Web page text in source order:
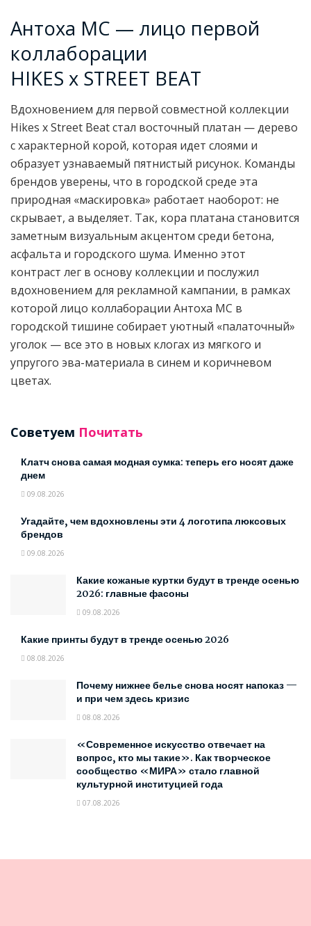
Антоха МС — лицо первой
коллаборации
HIKES х STREET BEAT
Вдохновением для первой совместной коллекции
Hikes х Street Beat стал восточный платан — дерево
с характерной корой, которая идет слоями и
образует узнаваемый пятнистый рисунок. Команды
брендов уверены, что в городской среде эта
природная «маскировка» работает наоборот: не
скрывает, а выделяет. Так, кора платана становится
заметным визуальным акцентом среди бетона,
асфальта и городского шума. Именно этот
контраст лег в основу коллекции и послужил
вдохновением для рекламной кампании, в рамках
которой лицо коллаборации Антоха МС в
городской тишине собирает уютный «палаточный»
уголок — все это в новых клогах из мягкого и
упругого эва-материала в синем и коричневом
цветах.
Советуем Почитать
Клатч снова самая модная сумка: теперь его носят даже
днем
09.08.2026
Угадайте, чем вдохновлены эти 4 логотипа люксовых
брендов
09.08.2026
Какие кожаные куртки будут в тренде осенью
2026: главные фасоны
09.08.2026
Какие принты будут в тренде осенью 2026
08.08.2026
Почему нижнее белье снова носят напоказ —
и при чем здесь кризис
08.08.2026
«Современное искусство отвечает на
вопрос, кто мы такие». Как творческое
сообщество «МИРА» стало главной
культурной институцией года
07.08.2026